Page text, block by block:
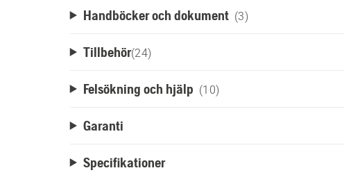
Handböcker och dokument (3)
Tillbehör(24)
Felsökning och hjälp (10)
Garanti
Specifikationer